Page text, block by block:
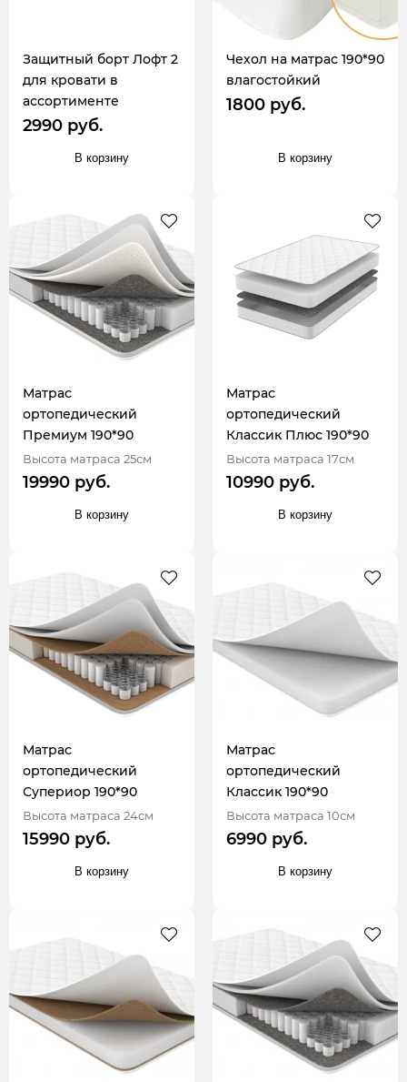
Защитный борт Лофт 2
для кровати в
ассортименте
2990 руб.
В корзину
Чехол на матрас 190*90
влагостойкий
1800 руб.
В корзину
Матрас
ортопедический
Премиум 190*90
Высота матраса 25см
19990 руб.
В корзину
Матрас
ортопедический
Классик Плюс 190*90
Высота матраса 17см
10990 руб.
В корзину
Матрас
ортопедический
Супериор 190*90
Высота матраса 24см
15990 руб.
В корзину
Матрас
ортопедический
Классик 190*90
Высота матраса 10см
6990 руб.
В корзину